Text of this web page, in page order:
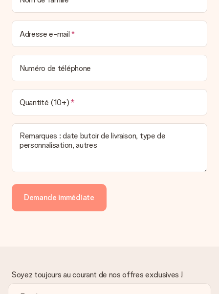
Adresse e-mail
Numéro de téléphone
Quantité (10+)
Remarques : date butoir de livraison, type de
personnalisation, autres
Demande immédiate
Soyez toujours au courant de nos offres exclusives !